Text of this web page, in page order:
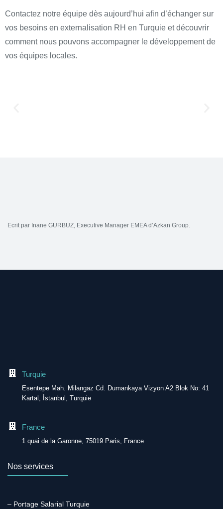
Contactez notre équipe dès aujourd’hui afin d’échanger sur
vos besoins en externalisation RH en Turquie et découvrir
comment nous pouvons accompagner le développement de
vos équipes locales.
Ecrit par Inane GURBUZ, Executive Manager EMEA d’Azkan Group.
Turquie
Esentepe Mah. Milangaz Cd. Dumankaya Vizyon A2 Blok No: 41
Kartal, İstanbul, Turquie
France
1 quai de la Garonne, 75019 Paris, France
Nos services
– Portage Salarial Turquie